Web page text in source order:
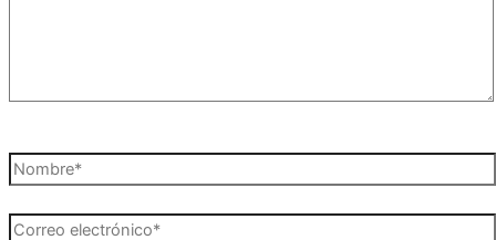
Nombre*
Correo